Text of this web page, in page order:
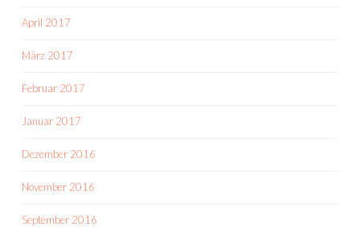
April 2017
März 2017
Februar 2017
Januar 2017
Dezember 2016
November 2016
September 2016